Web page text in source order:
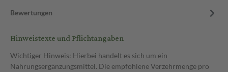
Bewertungen
Hinweistexte und Pflichtangaben
Wichtiger Hinweis: Hierbei handelt es sich um ein
Nahrungsergänzungsmittel. Die empfohlene Verzehrmenge pro